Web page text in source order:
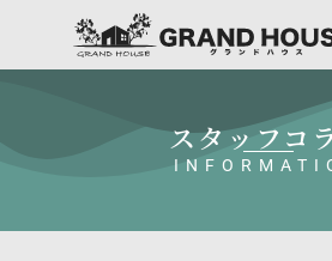
スタッフコ